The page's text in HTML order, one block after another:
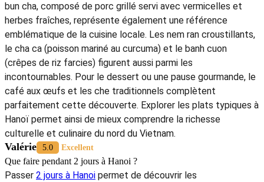
bun cha, composé de porc grillé servi avec vermicelles et
herbes fraîches, représente également une référence
emblématique de la cuisine locale. Les nem ran croustillants,
le cha ca (poisson mariné au curcuma) et le banh cuon
(crêpes de riz farcies) figurent aussi parmi les
incontournables. Pour le dessert ou une pause gourmande, le
café aux œufs et les che traditionnels complètent
parfaitement cette découverte. Explorer les plats typiques à
Hanoï permet ainsi de mieux comprendre la richesse
culturelle et culinaire du nord du Vietnam.
Valérie 5.0 Excellent
Que faire pendant 2 jours à Hanoi ?
Passer 2 jours à Hanoi permet de découvrir les